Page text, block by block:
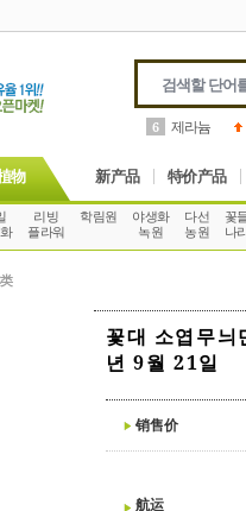
6 제라늄
物 新产品 特价产品
리빙
플라워
학림원
야생화
녹원
다선
농원
꽃
나
꽃대 소엽무
년 9월 21일
销售价
航运